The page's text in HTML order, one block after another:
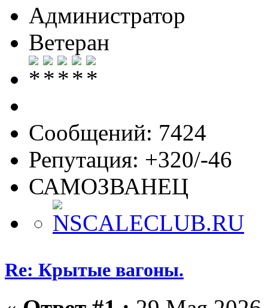
Администратор
Ветеран
Сообщений: 7424
Репутация: +320/-46
САМОЗВАНЕЦ
Re: Крытые вагоны.